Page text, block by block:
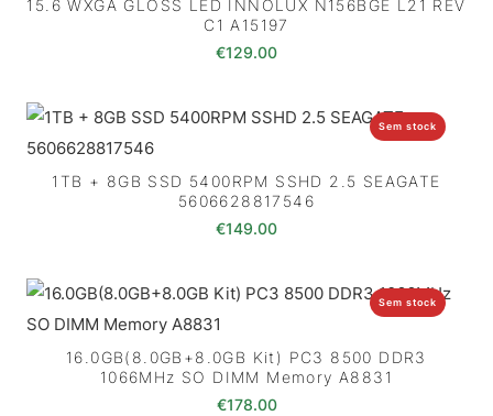
15.6 WXGA GLOSS LED INNOLUX N156BGE L21 REV
C1 A15197
€129.00
Sem stock
1TB + 8GB SSD 5400RPM SSHD 2.5 SEAGATE
5606628817546
€149.00
Sem stock
16.0GB(8.0GB+8.0GB Kit) PC3 8500 DDR3
1066MHz SO DIMM Memory A8831
€178.00